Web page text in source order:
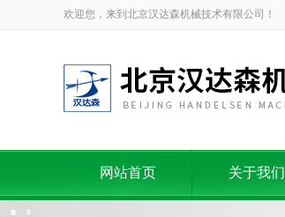
欢迎您，来到北京汉达森机械技术有限公司！
网站首页 关于我们